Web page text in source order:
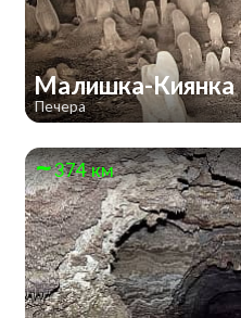
Малишка-Киянка
Печера
374 км